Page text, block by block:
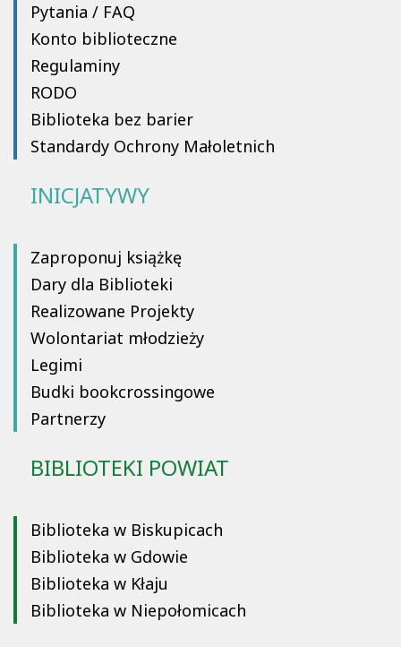
Pytania / FAQ
Konto biblioteczne
Regulaminy
RODO
Biblioteka bez barier
Standardy Ochrony Małoletnich
INICJATYWY
Zaproponuj książkę
Dary dla Biblioteki
Realizowane Projekty
Wolontariat młodzieży
Legimi
Budki bookcrossingowe
Partnerzy
BIBLIOTEKI POWIAT
Biblioteka w Biskupicach
Biblioteka w Gdowie
Biblioteka w Kłaju
Biblioteka w Niepołomicach